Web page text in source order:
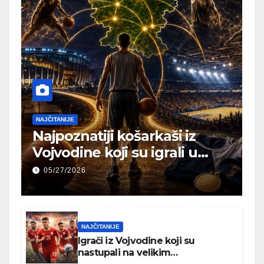
NAJČITANIJE
Najpoznatiji košarkaši iz
Vojvodine koji su igrali u
NBA ili Evroligi
05/27/2026
NAJČITANIJE
Igrači iz Vojvodine koji su
nastupali na velikim